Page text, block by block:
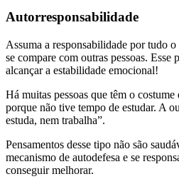
Autorresponsabilidade
Assuma a responsabilidade por tudo
se compare com outras pessoas. Esse
alcançar a estabilidade emocional!
Há muitas pessoas que têm o
porque não tive tempo de estudar. A
estuda, nem trabalha”.
Pensamentos desse tipo não são
mecanismo de autodefesa e se
conseguir melhorar.